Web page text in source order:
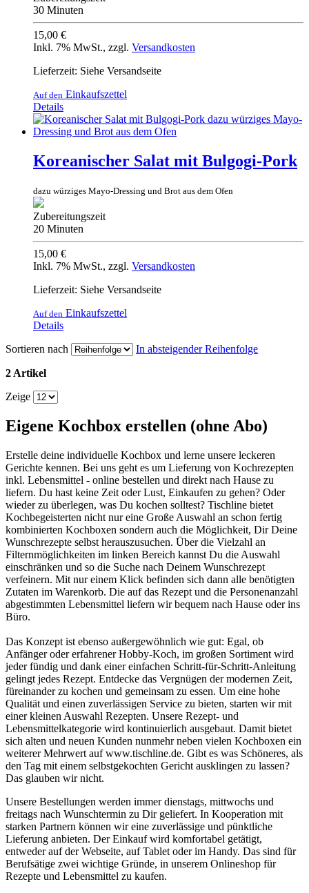
30 Minuten
15,00 €
Inkl. 7% MwSt., zzgl. Versandkosten
Lieferzeit: Siehe Versandseite
Auf den Einkaufszettel
Details
Koreanischer Salat mit Bulgogi-Pork
dazu würziges Mayo-Dressing und Brot aus dem Ofen
Zubereitungszeit
20 Minuten
15,00 €
Inkl. 7% MwSt., zzgl. Versandkosten
Lieferzeit: Siehe Versandseite
Auf den Einkaufszettel
Details
Sortieren nach
In absteigender Reihenfolge
2 Artikel
Zeige
Eigene Kochbox erstellen (ohne Abo)
Erstelle deine individuelle Kochbox und lerne unsere leckeren
Gerichte kennen. Bei uns geht es um Lieferung von Kochrezepten
inkl. Lebensmittel - online bestellen und direkt nach Hause zu
liefern. Du hast keine Zeit oder Lust, Einkaufen zu gehen? Oder
wieder zu überlegen, was Du kochen solltest? Tischline bietet
Kochbegeisterten nicht nur eine Große Auswahl an schon fertig
kombinierten Kochboxen sondern auch die Möglichkeit, Dir Deine
Wunschrezepte selbst herauszusuchen. Über die Vielzahl an
Filternmöglichkeiten im linken Bereich kannst Du die Auswahl
einschränken und so die Suche nach Deinem Wunschrezept
verfeinern. Mit nur einem Klick befinden sich dann alle benötigten
Zutaten im Warenkorb. Die auf das Rezept und die Personenanzahl
abgestimmten Lebensmittel liefern wir bequem nach Hause oder ins
Büro.
Das Konzept ist ebenso außergewöhnlich wie gut: Egal, ob
Anfänger oder erfahrener Hobby-Koch, im großen Sortiment wird
jeder fündig und dank einer einfachen Schritt-für-Schritt-Anleitung
gelingt jedes Rezept. Entdecke das Vergnügen der modernen Zeit,
füreinander zu kochen und gemeinsam zu essen. Um eine hohe
Qualität und einen zuverlässigen Service zu bieten, starten wir mit
einer kleinen Auswahl Rezepten. Unsere Rezept- und
Lebensmittelkategorie wird kontinuierlich ausgebaut. Damit bietet
sich alten und neuen Kunden nunmehr neben vielen Kochboxen ein
weiterer Mehrwert auf www.tischline.de. Gibt es was Schöneres, als
den Tag mit einem selbstgekochten Gericht ausklingen zu lassen?
Das glauben wir nicht.
Unsere Bestellungen werden immer dienstags, mittwochs und
freitags nach Wunschtermin zu Dir geliefert. In Kooperation mit
starken Partnern können wir eine zuverlässige und pünktliche
Lieferung anbieten. Der Einkauf wird komfortabel getätigt,
entweder auf der Webseite, auf Tablet oder im Handy. Das sind für
Berufsätige zwei wichtige Gründe, in unserem Onlineshop für
Rezepte und Lebensmittel zu kaufen.